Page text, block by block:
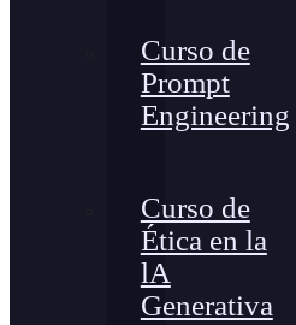
Curso de
Prompt
Engineering
Curso de
Ética en la
lA
Generativa